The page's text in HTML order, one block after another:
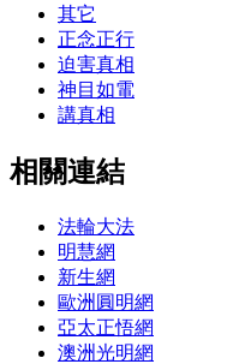
其它
正念正行
迫害真相
神目如電
講真相
相關連結
法輪大法
明慧網
新生網
歐洲圓明網
亞太正悟網
澳洲光明網